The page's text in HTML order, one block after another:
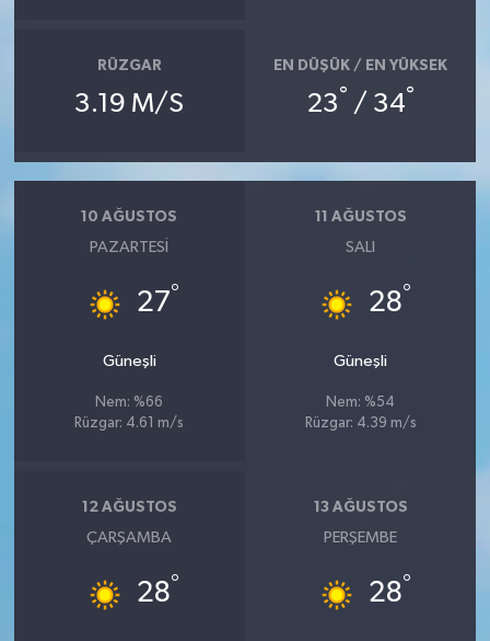
RÜZGAR
3.19 M/S
EN DÜŞÜK / EN YÜKSEK
23° / 34°
10 AĞUSTOS
PAZARTESI
27°
Güneşli
Nem: %66
Rüzgar: 4.61 m/s
11 AĞUSTOS
SALI
28°
Güneşli
Nem: %54
Rüzgar: 4.39 m/s
12 AĞUSTOS
ÇARŞAMBA
28°
13 AĞUSTOS
PERŞEMBE
28°